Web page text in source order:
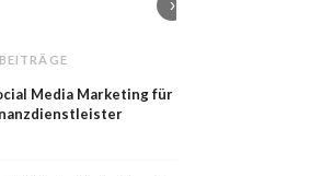
›
Media Marketing für